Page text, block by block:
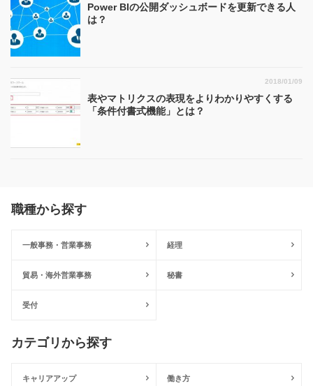
Power BIの公開ダッシュボードを更新できる人
は？
表やマトリクスの表現をよりわかりやすくする
「条件付書式機能」とは？
2018/01/09
職種から探す
一般事務・営業事務 経理
貿易・海外営業事務 秘書
受付
カテゴリから探す
キャリアアップ 働き方